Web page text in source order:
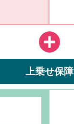
上乗せ保障